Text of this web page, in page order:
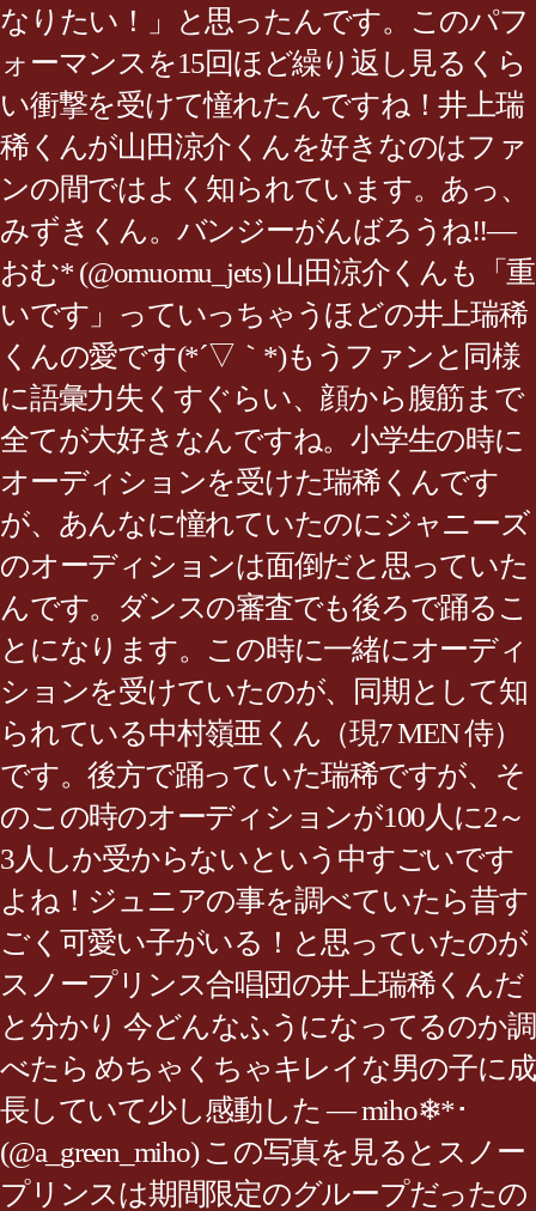
なりたい！」と思ったんです。このパフ
ォーマンスを15回ほど繰り返し見るくら
い衝撃を受けて憧れたんですね！井上瑞
稀くんが山田涼介くんを好きなのはファ
ンの間ではよく知られています。あっ、
みずきくん。バンジーがんばろうね‼️—
おむ* (@omuomu_jets) 山田涼介くんも「重
いです」っていっちゃうほどの井上瑞稀
くんの愛です(*´▽｀*)もうファンと同様
に語彙力失くすぐらい、顔から腹筋まで
全てが大好きなんですね。小学生の時に
オーディションを受けた瑞稀くんです
が、あんなに憧れていたのにジャニーズ
のオーディションは面倒だと思っていた
んです。ダンスの審査でも後ろで踊るこ
とになります。この時に一緒にオーディ
ションを受けていたのが、同期として知
られている中村嶺亜くん（現7 MEN 侍）
です。後方で踊っていた瑞稀ですが、そ
のこの時のオーディションが100人に2～
3人しか受からないという中すごいです
よね！ジュニアの事を調べていたら昔す
ごく可愛い子がいる！と思っていたのが
スノープリンス合唱団の井上瑞稀くんだ
と分かり 今どんなふうになってるのか調
べたら めちゃくちゃキレイな男の子に成
長していて少し感動した — miho❄︎*･
(@a_green_miho) この写真を見るとスノー
プリンスは期間限定のグループだったの